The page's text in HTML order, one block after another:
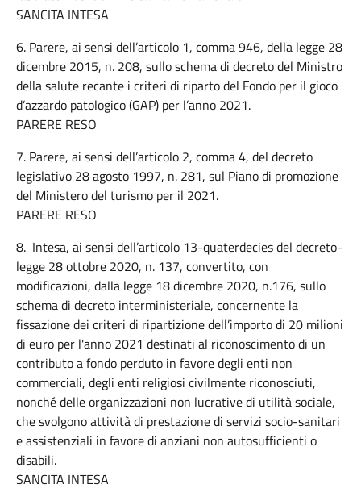
SANCITA INTESA
6. Parere, ai sensi dell’articolo 1, comma 946, della legge 28
dicembre 2015, n. 208, sullo schema di decreto del Ministro
della salute recante i criteri di riparto del Fondo per il gioco
d’azzardo patologico (GAP) per l’anno 2021.
PARERE RESO
7. Parere, ai sensi dell’articolo 2, comma 4, del decreto
legislativo 28 agosto 1997, n. 281, sul Piano di promozione
del Ministero del turismo per il 2021.
PARERE RESO
8. Intesa, ai sensi dell’articolo 13-quaterdecies del decreto-
legge 28 ottobre 2020, n. 137, convertito, con
modificazioni, dalla legge 18 dicembre 2020, n.176, sullo
schema di decreto interministeriale, concernente la
fissazione dei criteri di ripartizione dell’importo di 20 milioni
di euro per l'anno 2021 destinati al riconoscimento di un
contributo a fondo perduto in favore degli enti non
commerciali, degli enti religiosi civilmente riconosciuti,
nonché delle organizzazioni non lucrative di utilità sociale,
che svolgono attività di prestazione di servizi socio-sanitari
e assistenziali in favore di anziani non autosufficienti o
disabili.
SANCITA INTESA